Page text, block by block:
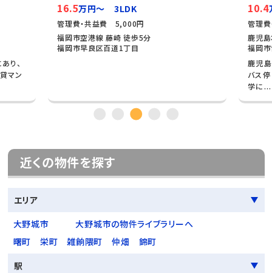
、
ン
16.5万円～ 3LDK
管理費・共益費 5,000円
福岡市空港線 藤崎 徒歩5分
福岡市早良区百道1丁目
10.4
管理費
鹿児島
福岡市
鹿児島
バス停
学に...
近くの物件を探す
エリア
大野城市
大野城市の物件ライブラリーへ
曙町
栄町 雑餉隈町 仲畑
錦町
駅